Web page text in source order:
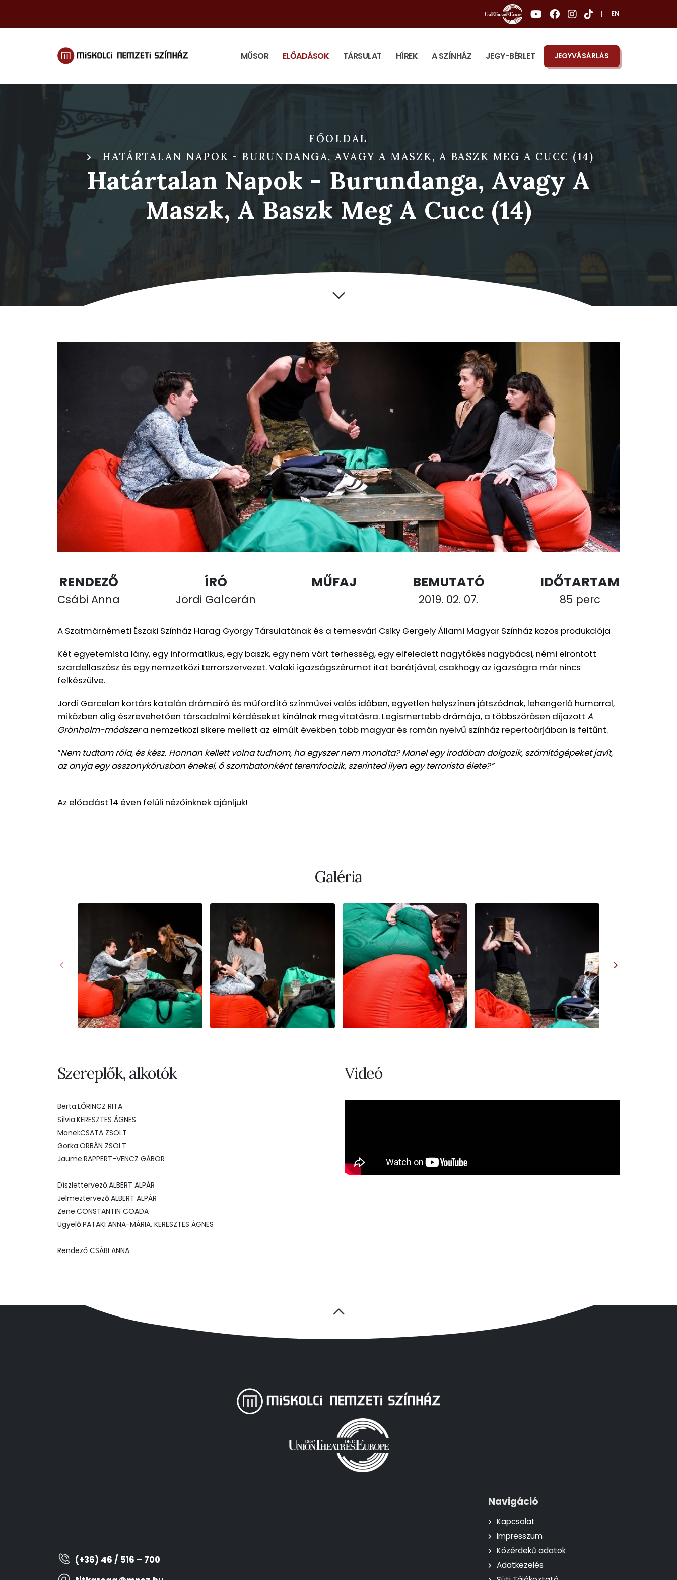
EN
MŰSOR ELŐADÁSOK TÁRSULAT HÍREK A SZÍNHÁZ JEGY-BÉRLET JEGYVÁSÁRLÁS
FŐOLDAL
HATÁRTALAN NAPOK - BURUNDANGA, AVAGY A MASZK, A BASZK MEG A CUCC (14)
Határtalan Napok - Burundanga, Avagy A
Maszk, A Baszk Meg A Cucc (14)
RENDEZŐ
Csábi Anna
ÍRÓ
Jordi Galcerán
MŰFAJ BEMUTATÓ
2019. 02. 07.
IDŐTARTAM
85 perc
A Szatmárnémeti Északi Színház Harag György Társulatának és a temesvári Csiky Gergely Állami Magyar Színház közös produkciója
Két egyetemista lány, egy informatikus, egy baszk, egy nem várt terhesség, egy elfeledett nagytőkés nagybácsi, némi elrontott
szardellaszósz és egy nemzetközi terrorszervezet. Valaki igazságszérumot itat barátjával, csakhogy az igazságra már nincs
felkészülve.
Jordi Garcelan kortárs katalán drámaíró és műfordító színművei valós időben, egyetlen helyszínen játszódnak, lehengerlő humorral,
miközben alig észrevehetően társadalmi kérdéseket kínálnak megvitatásra. Legismertebb drámája, a többszörösen díjazott A
Grönholm-módszera nemzetközi sikere mellett az elmúlt években több magyar és román nyelvű színház repertoárjában is feltűnt.
“Nem tudtam róla, és kész. Honnan kellett volna tudnom, ha egyszer nem mondta? Manel egy irodában dolgozik, számítógépeket javít,
az anyja egy asszonykórusban énekel, ő szombatonként teremfocizik, szerinted ilyen egy terrorista élete?”
Az előadást 14 éven felüli nézőinknek ajánljuk!
Galéria
Szereplők, alkotók
Berta:LŐRINCZ RITA
Sílvia:KERESZTES ÁGNES
Manel:CSATA ZSOLT
Gorka:ORBÁN ZSOLT
Jaume:RAPPERT-VENCZ GÁBOR
Díszlettervező:ALBERT ALPÁR
Jelmeztervező:ALBERT ALPÁR
Zene:CONSTANTIN COADA
Ügyelő:PATAKI ANNA-MÁRIA, KERESZTES ÁGNES
Rendező CSÁBI ANNA
Videó
(+36) 46 / 516 – 700
Navigáció
Kapcsolat
Impresszum
Közérdekű adatok
Adatkezelés